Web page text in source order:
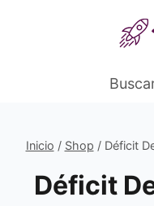
Inicio / Shop / Déficit
Déficit